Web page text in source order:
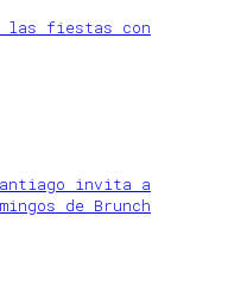
las fiestas con
invita a
de Brunch